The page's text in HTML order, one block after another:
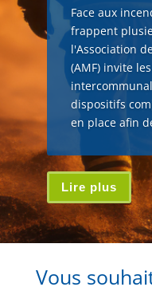
Face aux
frappent
l'Association
(AMF) invite
dispositifs
en place afin
Lire plus
Vous